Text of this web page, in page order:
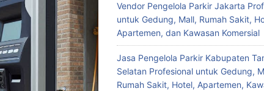
Vendor Pengelola Parkir Jakarta
untuk Gedung, Mall, Rumah Sakit,
Apartemen, dan Kawasan Komersial
Jasa Pengelola Parkir Kabupaten
Selatan Profesional untuk Gedung,
Rumah Sakit, Hotel, Apartemen,